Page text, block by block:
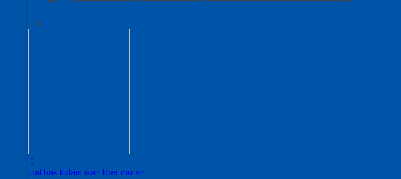
jual bak kolam ikan fiber murah